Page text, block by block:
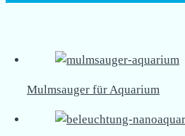
Mulmsauger für Aquarium